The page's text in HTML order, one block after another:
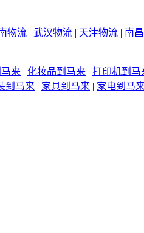
物流 | 武汉物流 | 天津物流 | 南
来 | 化妆品到马来 | 打印机到马
到马来 | 家具到马来 | 家电到马